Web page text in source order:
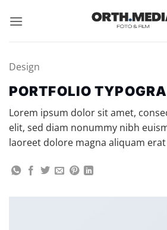
Inhalt
Design
PORTFOLIO
Lorem ipsum dolor sit amet,
elit, sed diam nonummy nibh
laoreet dolore magna aliquam